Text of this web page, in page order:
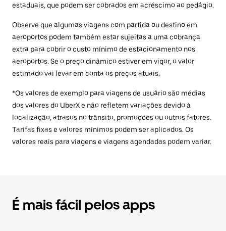
estaduais, que podem ser cobrados em acréscimo ao pedágio.
Observe que algumas viagens com partida ou destino em
aeroportos podem também estar sujeitas a uma cobrança
extra para cobrir o custo mínimo de estacionamento nos
aeroportos. Se o preço dinâmico estiver em vigor, o valor
estimado vai levar em conta os preços atuais.
*Os valores de exemplo para viagens de usuário são médias
dos valores do UberX e não refletem variações devido à
localização, atrasos no trânsito, promoções ou outros fatores.
Tarifas fixas e valores mínimos podem ser aplicados. Os
valores reais para viagens e viagens agendadas podem variar.
É mais fácil pelos apps